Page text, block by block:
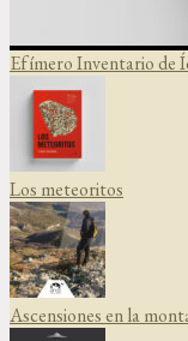
Efímero Inventario de
Los meteoritos
Ascensiones en la